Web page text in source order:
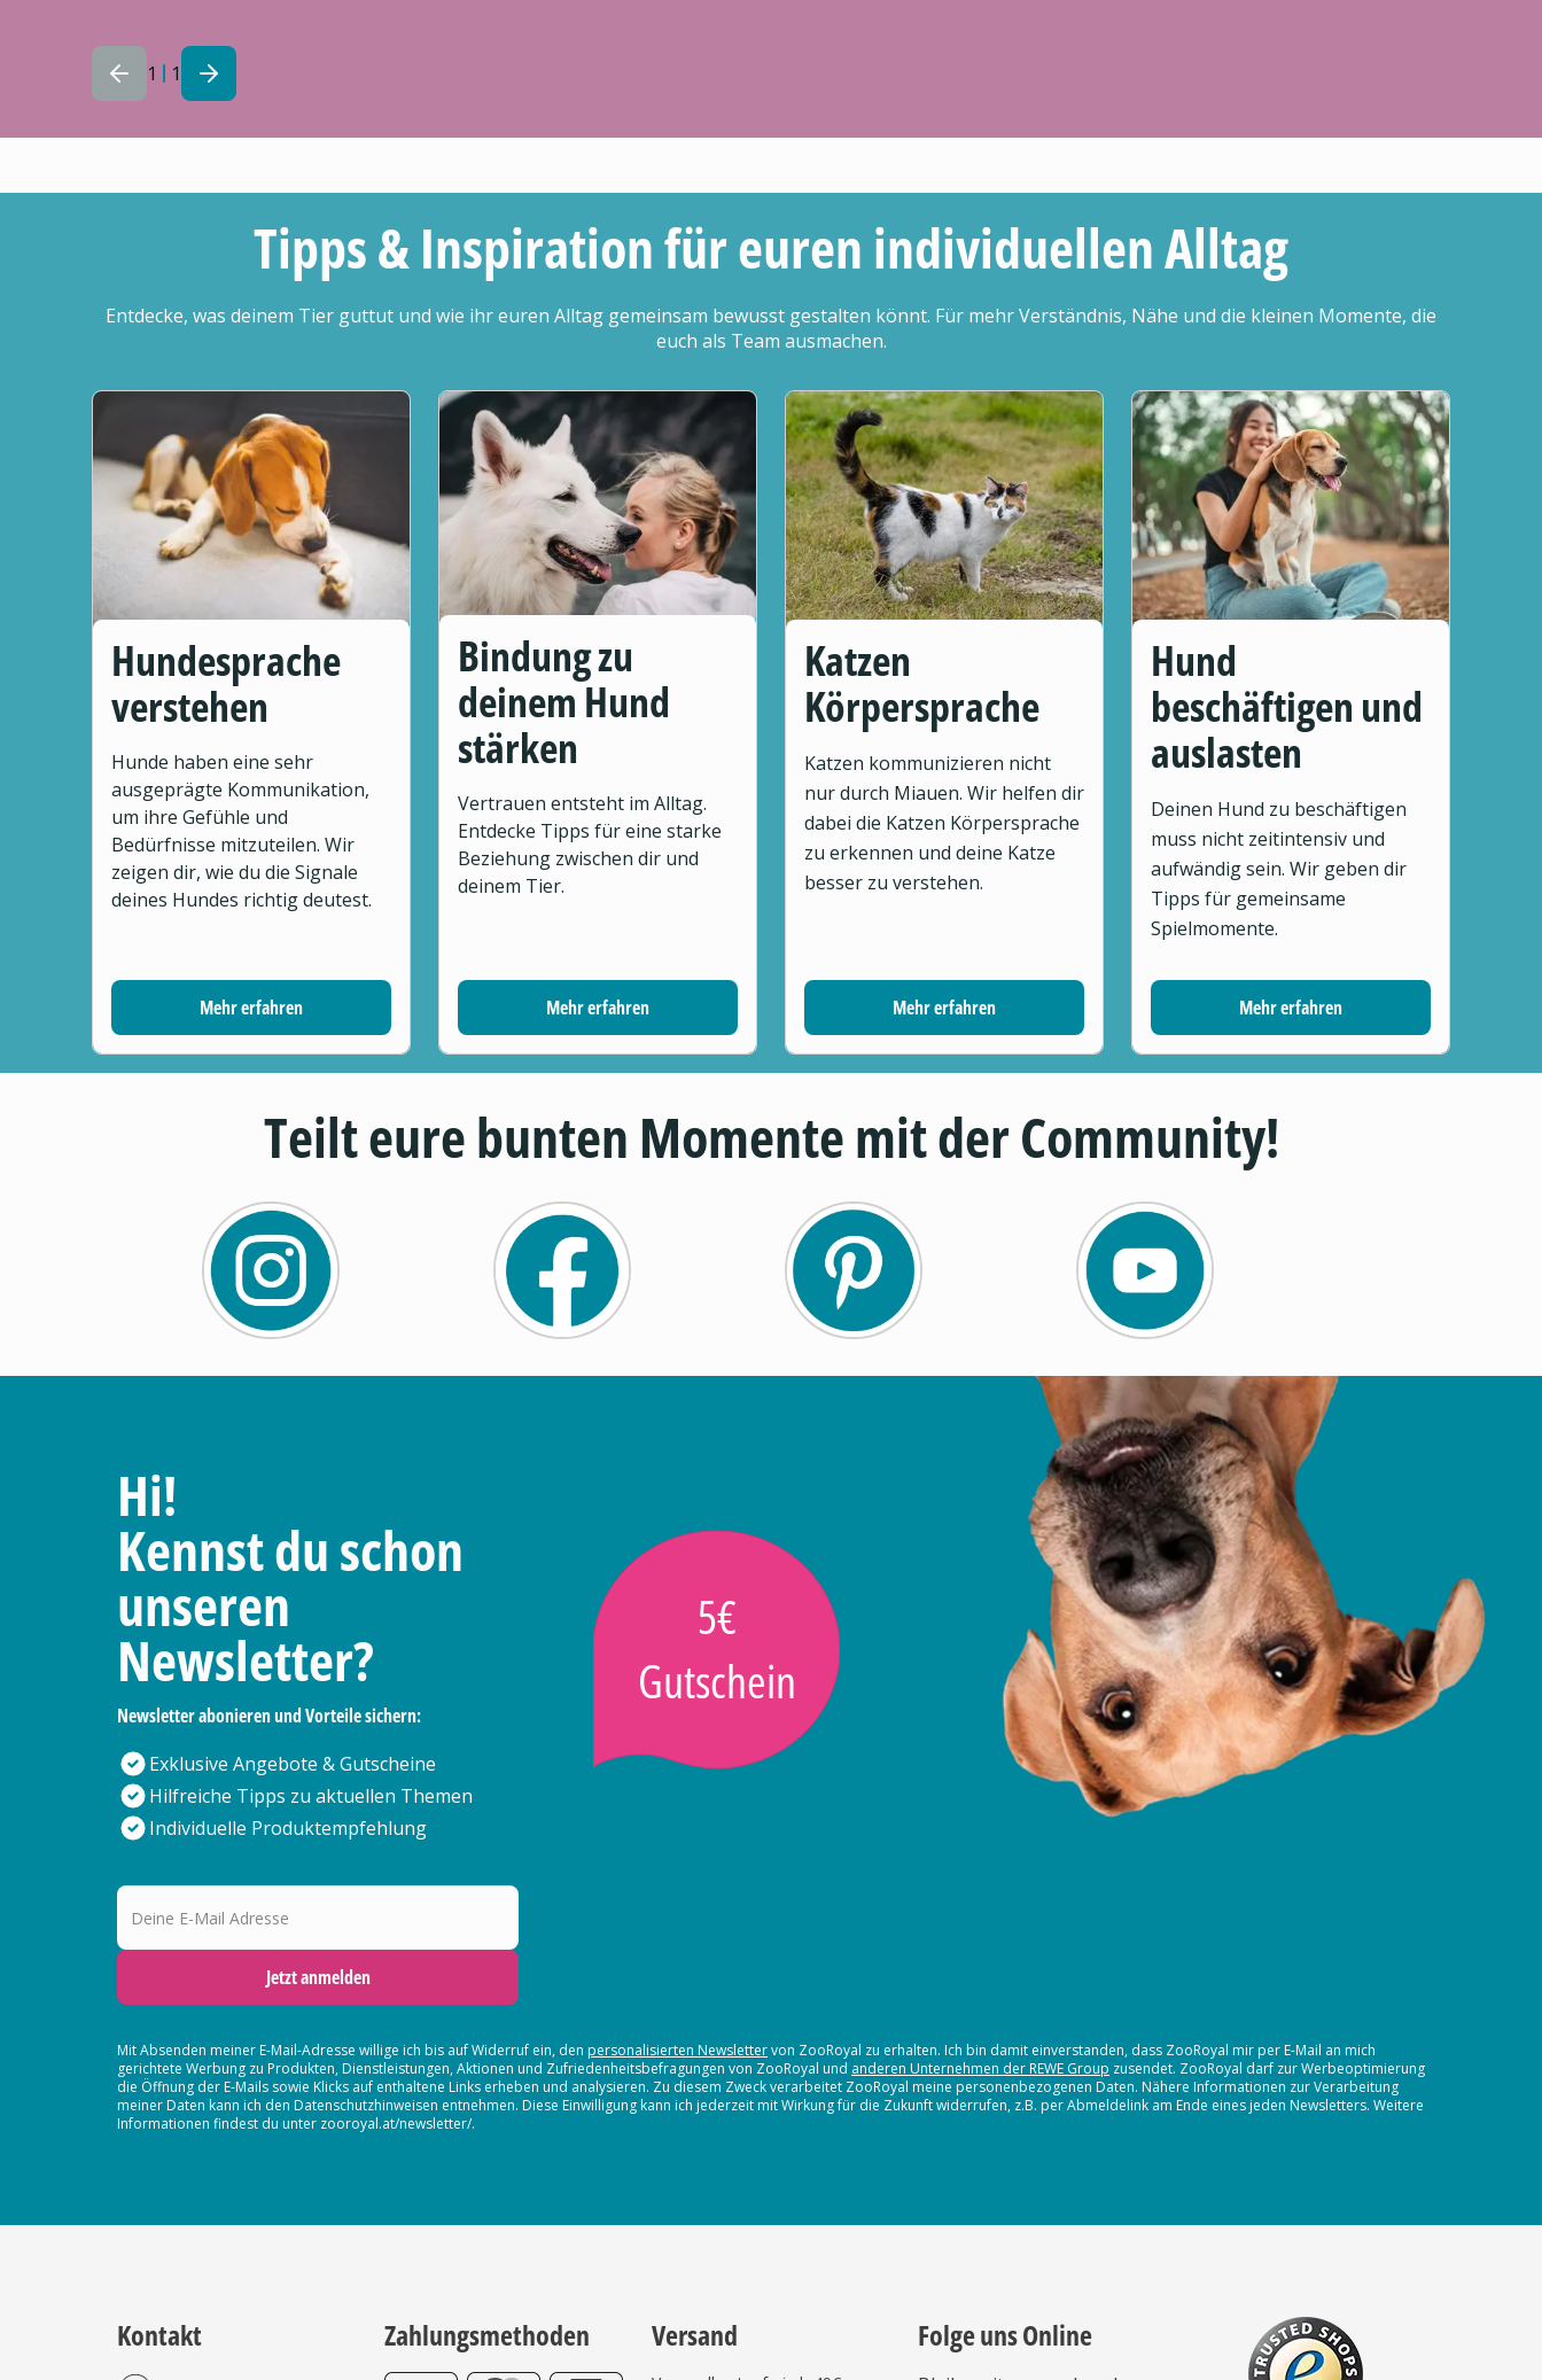
1 1
Tipps & Inspiration für euren individuellen Alltag
Entdecke, was deinem Tier guttut und wie ihr euren Alltag gemeinsam bewusst gestalten könnt. Für mehr Verständnis, Nähe und die kleinen Momente, die
euch als Team ausmachen.
Hundesprache
verstehen
Hunde haben eine sehr
ausgeprägte Kommunikation,
um ihre Gefühle und
Bedürfnisse mitzuteilen. Wir
zeigen dir, wie du die Signale
deines Hundes richtig deutest.
Mehr erfahren
Bindung zu
deinem Hund
stärken
Vertrauen entsteht im Alltag.
Entdecke Tipps für eine starke
Beziehung zwischen dir und
deinem Tier.
Mehr erfahren
Katzen
Körpersprache
Katzen kommunizieren nicht
nur durch Miauen. Wir helfen dir
dabei die Katzen Körpersprache
zu erkennen und deine Katze
besser zu verstehen.
Mehr erfahren
Hund
beschäftigen und
auslasten
Deinen Hund zu beschäftigen
muss nicht zeitintensiv und
aufwändig sein. Wir geben dir
Tipps für gemeinsame
Spielmomente.
Mehr erfahren
Teilt eure bunten Momente mit der Community!
Hi!
Kennst du schon
unseren
Newsletter?
Newsletter abonieren und Vorteile sichern:
Exklusive Angebote & Gutscheine
Hilfreiche Tipps zu aktuellen Themen
Individuelle Produktempfehlung
5€
Gutschein
Deine E-Mail Adresse
Jetzt anmelden
Mit Absenden meiner E-Mail-Adresse willige ich bis auf Widerruf ein, den personalisierten Newslettervon ZooRoyal zu erhalten. Ich bin damit einverstanden, dass ZooRoyal mir per E-Mail an mich
gerichtete Werbung zu Produkten, Dienstleistungen, Aktionen und Zufriedenheitsbefragungen von ZooRoyal und anderen Unternehmen der REWE Group zusendet. ZooRoyal darf zur Werbeoptimierung
die Öffnung der E-Mails sowie Klicks auf enthaltene Links erheben und analysieren. Zu diesem Zweck verarbeitet ZooRoyal meine personenbezogenen Daten. Nähere Informationen zur Verarbeitung
meiner Daten kann ich den Datenschutzhinweisen entnehmen. Diese Einwilligung kann ich jederzeit mit Wirkung für die Zukunft widerrufen, z.B. per Abmeldelink am Ende eines jeden Newsletters. Weitere
Informationen findest du unter zooroyal.at/newsletter/.
Kontakt Zahlungsmethoden Versand Folge uns Online